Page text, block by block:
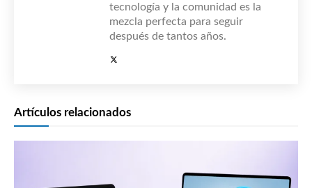
tecnología y la comunidad es la
mezcla perfecta para seguir
después de tantos años.
Artículos relacionados